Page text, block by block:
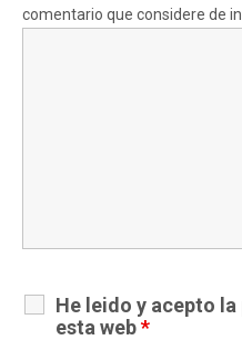
comentario que considere de
He leido y acepto la
esta web*